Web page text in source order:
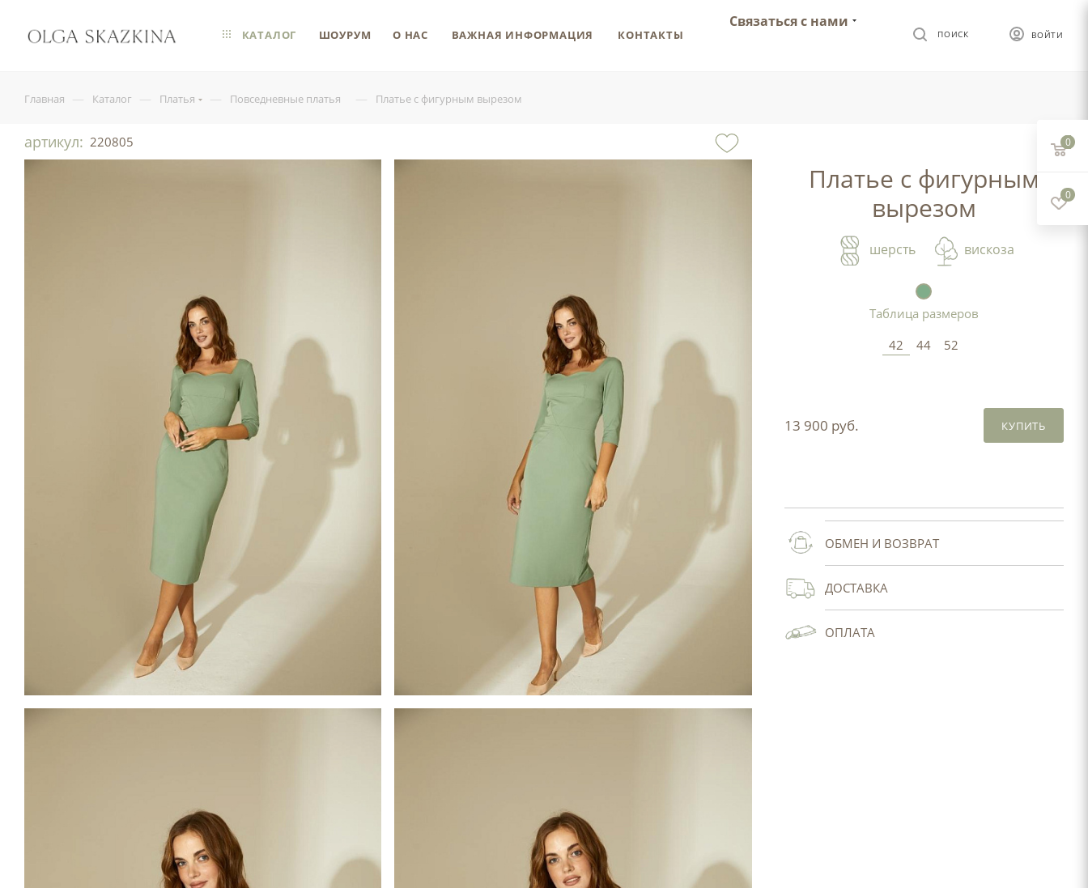
ВОЙТИ
ПОИСК
Связаться с нами
КАТАЛОГ ШОУРУМ О НАС ВАЖНАЯ ИНФОРМАЦИЯ КОНТАКТЫ
Главная — Каталог — Платья — Повседневные платья — Платье с фигурным вырезом
артикул: 220805
Платье с фигурным
вырезом
шерсть вискоза
Таблица размеров
42
44 52
13 900 руб. КУПИТЬ
ОБМЕН И ВОЗВРАТ
ДОСТАВКА
ОПЛАТА
0
0